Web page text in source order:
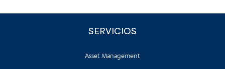
SERVICIOS
Asset Management